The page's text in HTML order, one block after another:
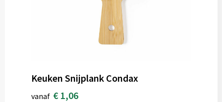
Keuken Snijplank Condax
vanaf € 1,06